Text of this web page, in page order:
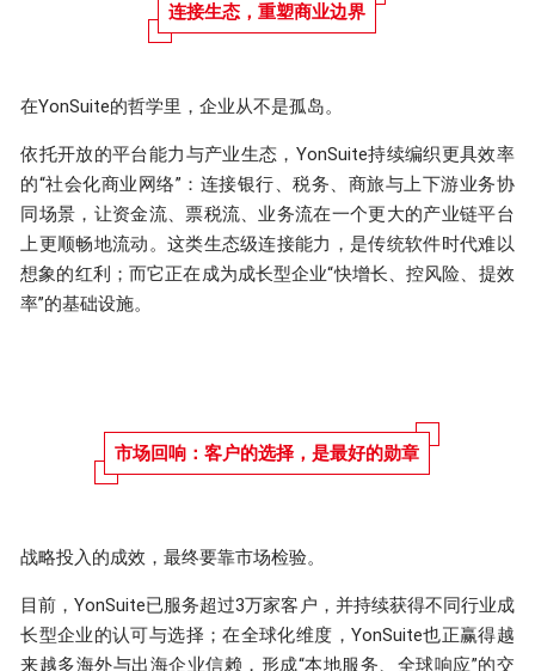
连接生态，重塑商业边界
在YonSuite的哲学里，企业从不是孤岛。
依托开放的平台能力与产业生态，YonSuite持续编织更具效率
的“社会化商业网络”：连接银行、税务、商旅与上下游业务协
同场景，让资金流、票税流、业务流在一个更大的产业链平台
上更顺畅地流动。这类生态级连接能力，是传统软件时代难以
想象的红利；而它正在成为成长型企业“快增长、控风险、提效
率”的基础设施。
市场回响：客户的选择，是最好的勋章
战略投入的成效，最终要靠市场检验。
目前，YonSuite已服务超过3万家客户，并持续获得不同行业成
长型企业的认可与选择；在全球化维度，YonSuite也正赢得越
来越多海外与出海企业信赖，形成“本地服务、全球响应”的交